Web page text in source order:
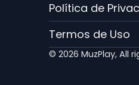
Política de
Termos de Uso
© 2026 MuzPlay, All